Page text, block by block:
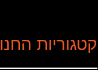
קטגוריות